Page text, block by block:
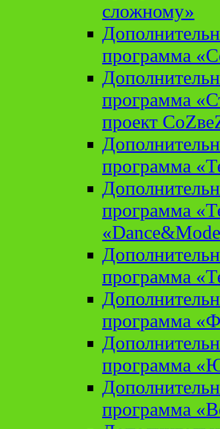
сложному»
программа
программа
проект
программа
программа
программа
программа
программа
программа